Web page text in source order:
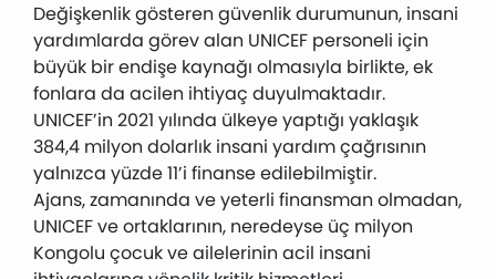
Değişkenlik gösteren güvenlik durumunun, insani
yardımlarda görev alan UNICEF personeli için
büyük bir endişe kaynağı olmasıyla birlikte, ek
fonlara da acilen ihtiyaç duyulmaktadır.
UNICEF’in 2021 yılında ülkeye yaptığı yaklaşık
384,4 milyon dolarlık insani yardım çağrısının
yalnızca yüzde 11’i finanse edilebilmiştir.
Ajans, zamanında ve yeterli finansman olmadan,
UNICEF ve ortaklarının, neredeyse üç milyon
Kongolu çocuk ve ailelerinin acil insani